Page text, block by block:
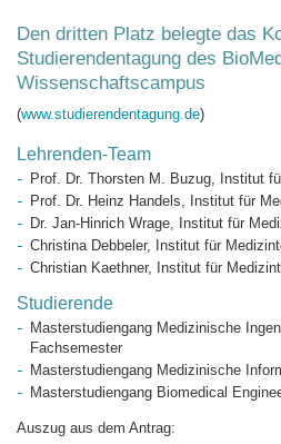
Den dritten Platz belegte das
Studierendentagung des
Wissenschaftscampus
(www.studierendentagung.de)
Lehrenden-Team
Prof. Dr. Thorsten M. Buzug, Institut
Prof. Dr. Heinz Handels, Institut für
Dr. Jan-Hinrich Wrage, Institut für
Christina Debbeler, Institut für
Christian Kaethner, Institut für
Studierende
Masterstudiengang Medizinische
Fachsemester
Masterstudiengang Medizinische
Masterstudiengang Biomedical
Auszug aus dem Antrag: